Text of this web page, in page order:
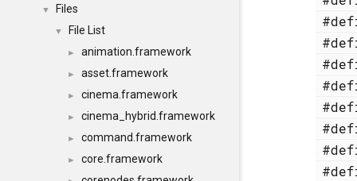
▼ Files
▼ File List
► animation.framework
► asset.framework
► cinema.framework
► cinema_hybrid.framework
► command.framework
► core.framework